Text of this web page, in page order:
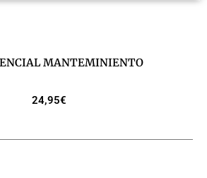
MANTEMINIENTO
24,95€